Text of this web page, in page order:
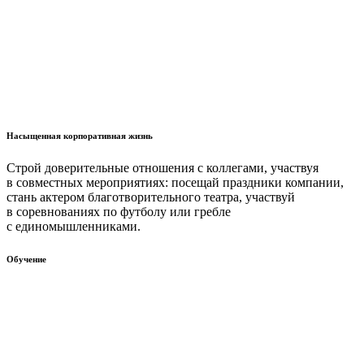
Насыщенная корпоративная жизнь
Строй доверительные отношения с коллегами, участвуя
в совместных мероприятиях: посещай праздники компании,
стань актером благотворительного театра, участвуй
в соревнованиях по футболу или гребле
с единомышленниками.
Обучение